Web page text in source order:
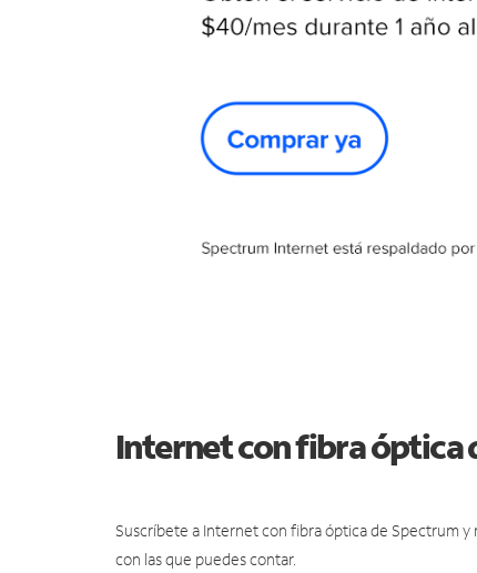
Internet con fibra óptica
Suscríbete a Internet con fibra óptica de Spectrum
con las que puedes contar.